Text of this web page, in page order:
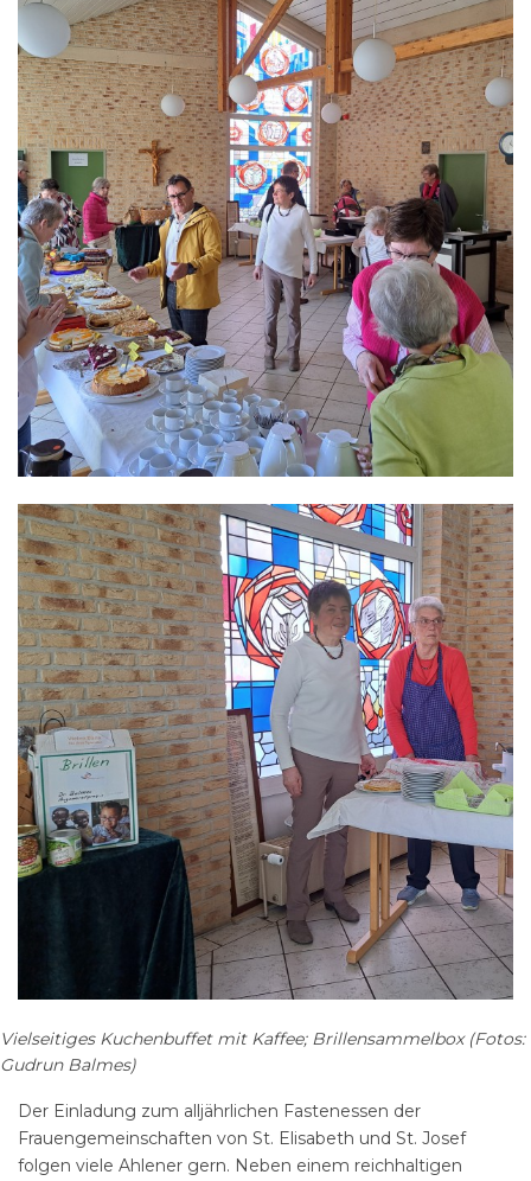
Vielseitiges Kuchenbuffet mit Kaffee; Brillensammelbox (Fotos:
Gudrun Balmes)
Der Einladung zum alljährlichen Fastenessen der
Frauengemeinschaften von St. Elisabeth und St. Josef
folgen viele Ahlener gern. Neben einem reichhaltigen